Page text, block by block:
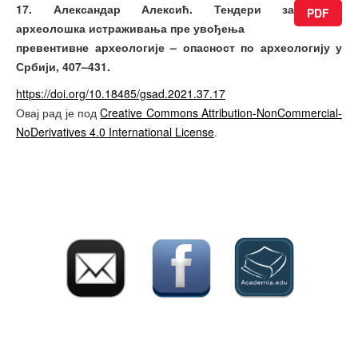
PDF
17. Александар Алексић. Тендери за
археолошка истраживања пре увођења
превентив­не археологије – опасност по археологију у
Србији, 407–431.
https://doi.org/10.18485/gsad.2021.37.17
Овај рад је подCreative Commons Attribution-NonCommercial-
NoDerivatives 4.0 International License.